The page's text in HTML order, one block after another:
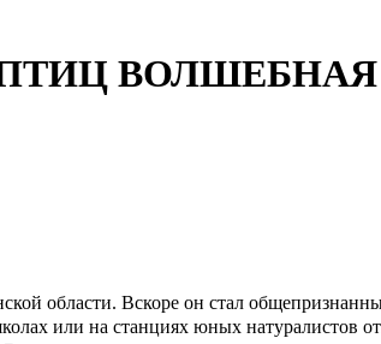
ПТИЦ
области. Вскоре он стал
или на станциях юных натуралистов